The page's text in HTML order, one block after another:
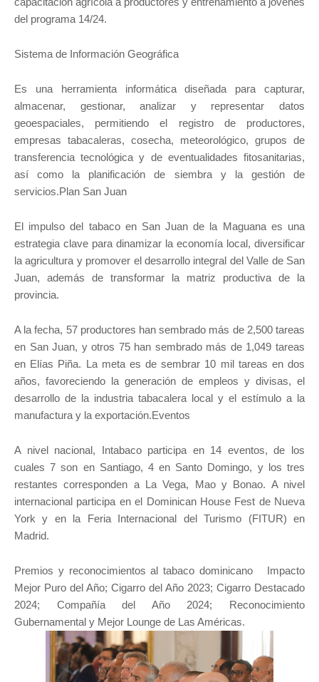
del programa 14/24.
Sistema de Información Geográfica
Es una herramienta informática diseñada para capturar,
almacenar, gestionar, analizar y representar datos
geoespaciales, permitiendo el registro de productores,
empresas tabacaleras, cosecha, meteorológico, grupos de
transferencia tecnológica y de eventualidades fitosanitarias,
así como la planificación de siembra y la gestión de
servicios.Plan San Juan
El impulso del tabaco en San Juan de la Maguana es una
estrategia clave para dinamizar la economía local, diversificar
la agricultura y promover el desarrollo integral del Valle de San
Juan, además de transformar la matriz productiva de la
provincia.
A la fecha, 57 productores han sembrado más de 2,500 tareas
en San Juan, y otros 75 han sembrado más de 1,049 tareas
en Elías Piña. La meta es de sembrar 10 mil tareas en dos
años, favoreciendo la generación de empleos y divisas, el
desarrollo de la industria tabacalera local y el estímulo a la
manufactura y la exportación.Eventos
A nivel nacional, Intabaco participa en 14 eventos, de los
cuales 7 son en Santiago, 4 en Santo Domingo, y los tres
restantes corresponden a La Vega, Mao y Bonao. A nivel
internacional participa en el Dominican House Fest de Nueva
York y en la Feria Internacional del Turismo (FITUR) en
Madrid.
Premios y reconocimientos al tabaco dominicano Impacto
Mejor Puro del Año; Cigarro del Año 2023; Cigarro Destacado
2024; Compañía del Año 2024; Reconocimiento
Gubernamental y Mejor Lounge de Las Américas.